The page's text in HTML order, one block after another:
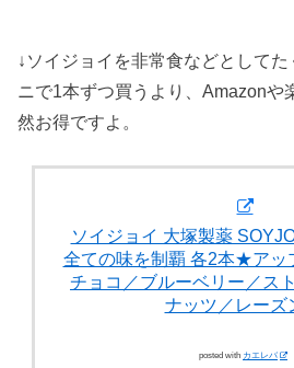
↓ソイジョイを非常食などとして
ニで1本ずつ買うより、Amazonや
然お得ですよ。
ソイジョイ 大塚製薬
全ての味を制覇 各2本★アッ
チョコ／ブルーベリー／ス
ナッツ／レーズ
posted with カエレバ